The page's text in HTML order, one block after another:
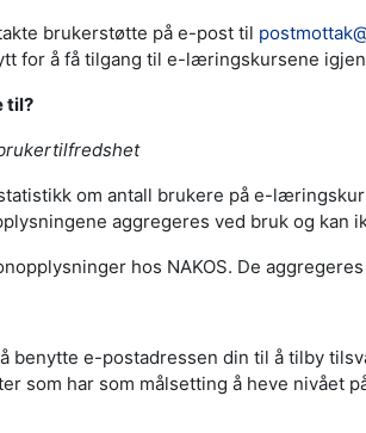
brukerstøtte på e-post til
for å få tilgang til e-læringskursene
til?
om antall brukere på e-
aggregeres ved bruk og kan
hos NAKOS. De
benytte e-postadressen din til å tilby
som har som målsetting å heve nivået